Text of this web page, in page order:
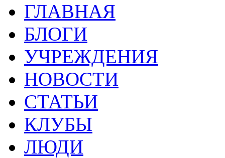
ГЛАВНАЯ
БЛОГИ
УЧРЕЖДЕНИЯ
НОВОСТИ
СТАТЬИ
КЛУБЫ
ЛЮДИ